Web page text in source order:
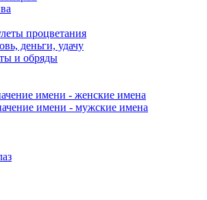
процветания
деньги, удачу
и обряды
имени - женские имена
имени - мужские имена